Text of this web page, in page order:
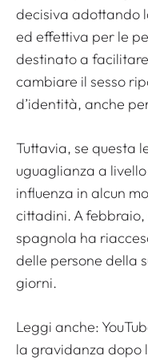
decisiva adottando
ed effettiva per le
destinato a
cambiare il sesso
d’identità, anche
Tuttavia, se questa
uguaglianza a
influenza in alcun
cittadini. A
spagnola ha
delle persone della
giorni.
Leggi anche:
la gravidanza dopo